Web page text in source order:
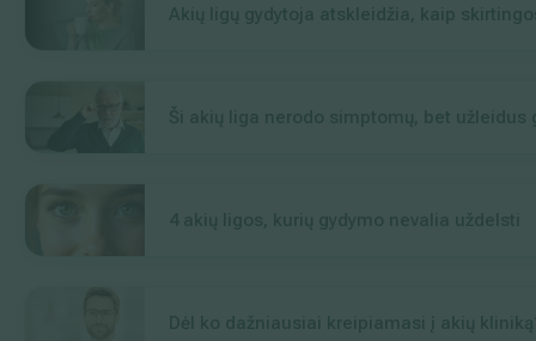
Akių ligų gydytoja atskleidžia, kaip
Ši akių liga nerodo simptomų, bet užleidus
4 akių ligos, kurių gydymo nevalia uždelsti
Dėl ko dažniausiai kreipiamasi į akių